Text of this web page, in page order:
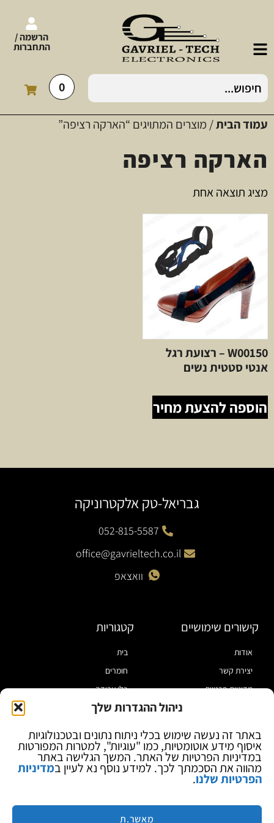
ניהול ההגדרות שלך
באתר זה נעשה שימוש בכלי ניתוח נתונים ובטכנולוגיות
איסוף מידע אוטומטיות, כמו "עוגיות", למטרות המפורטות
במדיניות הפרטיות של האתר. המשך הגלישה באתר
מהווה את הסכמתך לכך. למידע נוסף נא לעיין במדיניות
הפרטיות שלנו.
מאשר.ת
הרשמה /
התחברות
0
עמוד הבית/ מוצרים המתויגים “הארקה רציפה”
הארקה רציפה
מציג תוצאה אחת
W00150 – רצועת רגל
אנטי סטטית נשים
הוספה להצעת מחיר
גבריאל-טק אלקטרוניקה
052-815-5587
office@gavrieltech.co.il
וואצאפ
קישורים שימושיים
אודות
יצירת קשר
מדיניות פרטיות
בלוג
קטגוריות
בית
חומרים
כלי עבודה
מוצרי הלחמה
ספקי כח ומודדים
ציוד אופטי להגדלה
מותגים